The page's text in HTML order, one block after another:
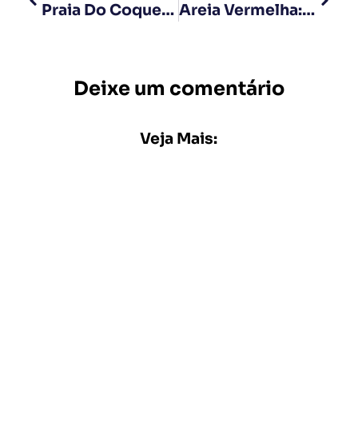
Praia Do Coqueirinho – Conde – Paraíba Areia Vermelha: A Praia Brasileira Que Encanta Portugueses
Deixe um comentário
Veja Mais: